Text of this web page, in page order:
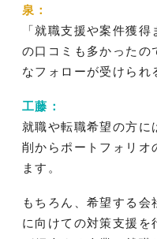
泉：
「就職支援や案件獲
の口コミも多かったの
なフォローが受けられ
工藤：
就職や転職希望の方に
削からポートフォリオ
ます。
もちろん、希望する
に向けての対策支援を